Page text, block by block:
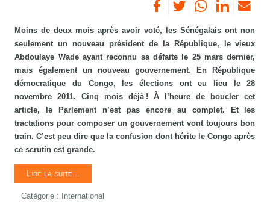
Moins de deux mois après avoir voté, les Sénégalais ont non
seulement un nouveau président de la République, le vieux
Abdoulaye Wade ayant reconnu sa défaite le 25 mars dernier,
mais également un nouveau gouvernement. En République
démocratique du Congo, les élections ont eu lieu le 28
novembre 2011. Cinq mois déjà ! À l’heure de boucler cet
article, le Parlement n’est pas encore au complet. Et les
tractations pour composer un gouvernement vont toujours bon
train. C’est peu dire que la confusion dont hérite le Congo après
ce scrutin est grande.
Lire la suite...
Catégorie : International